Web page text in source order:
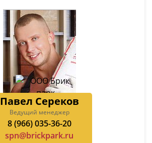
Павел Сереков
Ведущий менеджер
8 (966) 035-36-20
spn@brickpark.ru